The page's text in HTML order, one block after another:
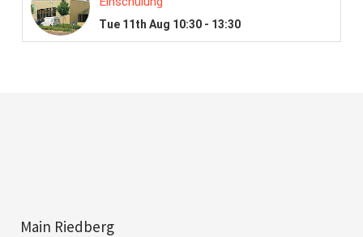
Main Riedberg